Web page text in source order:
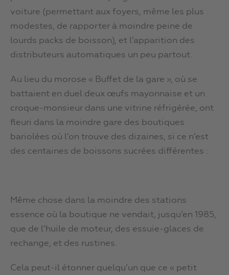
voiture (permettant aux foyers, même les plus
modestes, de rapporter à moindre peine de
lourds packs de boisson), et l’apparition des
distributeurs automatiques un peu partout.
Au lieu du morose « Buffet de la gare », où se
battaient en duel deux œufs mayonnaise et un
croque-monsieur dans une vitrine réfrigérée, ont
fleuri dans la moindre gare des boutiques
bariolées où l’on trouve des dizaines, si ce n’est
des centaines de boissons sucrées différentes :
Même chose dans la moindre des stations
essence où la boutique ne vendait, jusqu’en 1985,
que de l’huile de moteur, des essuie-glaces de
rechange, et des rustines.
Cela peut-il étonner quelqu’un que ce « petit